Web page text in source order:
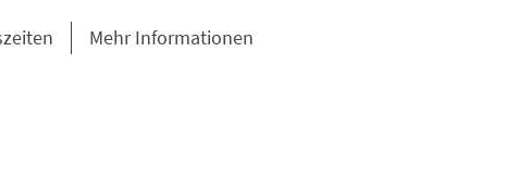
Mehr Informationen